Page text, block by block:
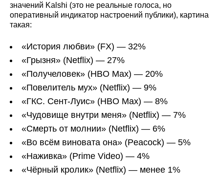
значений Kalshi (это не реальные голоса, но
оперативный индикатор настроений публики), картина
такая:
«История любви» (FX) — 32%
«Грызня» (Netflix) — 27%
«Получеловек» (HBO Max) — 20%
«Повелитель мух» (Netflix) — 9%
«ГКС. Сент-Луис» (HBO Max) — 8%
«Чудовище внутри меня» (Netflix) — 7%
«Смерть от молнии» (Netflix) — 6%
«Во всём виновата она» (Peacock) — 5%
«Наживка» (Prime Video) — 4%
«Чёрный кролик» (Netflix) — менее 1%